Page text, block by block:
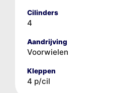
Cilinders
4
Aandrijving
Voorwielen
Kleppen
4 p/cil